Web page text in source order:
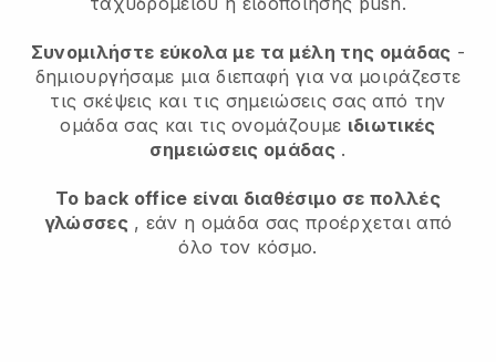
Συνομιλήστε εύκολα με τα μέλη της ομάδας -
δημιουργήσαμε μια διεπαφή για να μοιράζεστε
τις σκέψεις και τις σημειώσεις σας από την
ομάδα σας και τις ονομάζουμε ιδιωτικές
σημειώσεις ομάδας .
Το back office είναι διαθέσιμο σε πολλές
γλώσσες , εάν η ομάδα σας προέρχεται από
όλο τον κόσμο.